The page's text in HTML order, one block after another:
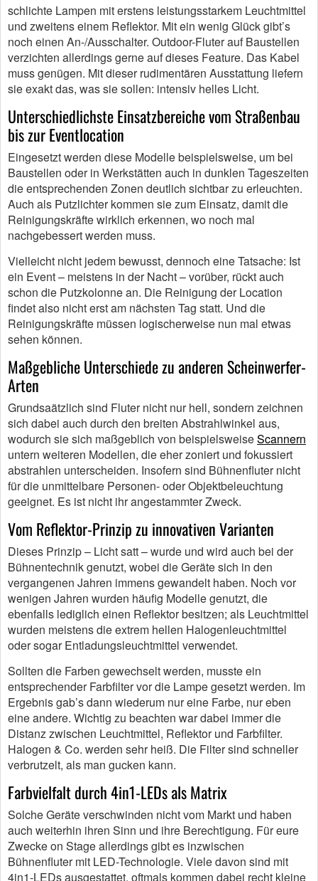
schlichte Lampen mit erstens leistungsstarkem Leuchtmittel
und zweitens einem Reflektor. Mit ein wenig Glück gibt’s
noch einen An-/Ausschalter. Outdoor-Fluter auf Baustellen
verzichten allerdings gerne auf dieses Feature. Das Kabel
muss genügen. Mit dieser rudimentären Ausstattung liefern
sie exakt das, was sie sollen: intensiv helles Licht.
Unterschiedlichste Einsatzbereiche vom Straßenbau
bis zur Eventlocation
Eingesetzt werden diese Modelle beispielsweise, um bei
Baustellen oder in Werkstätten auch in dunklen Tageszeiten
die entsprechenden Zonen deutlich sichtbar zu erleuchten.
Auch als Putzlichter kommen sie zum Einsatz, damit die
Reinigungskräfte wirklich erkennen, wo noch mal
nachgebessert werden muss.
Vielleicht nicht jedem bewusst, dennoch eine Tatsache: Ist
ein Event – meistens in der Nacht – vorüber, rückt auch
schon die Putzkolonne an. Die Reinigung der Location
findet also nicht erst am nächsten Tag statt. Und die
Reinigungskräfte müssen logischerweise nun mal etwas
sehen können.
Maßgebliche Unterschiede zu anderen Scheinwerfer-
Arten
Grundsaätzlich sind Fluter nicht nur hell, sondern zeichnen
sich dabei auch durch den breiten Abstrahlwinkel aus,
wodurch sie sich maßgeblich von beispielsweiseScannern
untern weiteren Modellen, die eher zoniert und fokussiert
abstrahlen unterscheiden. Insofern sind Bühnenfluter nicht
für die unmittelbare Personen- oder Objektbeleuchtung
geeignet. Es ist nicht ihr angestammter Zweck.
Vom Reflektor-Prinzip zu innovativen Varianten
Dieses Prinzip – Licht satt – wurde und wird auch bei der
Bühnentechnik genutzt, wobei die Geräte sich in den
vergangenen Jahren immens gewandelt haben. Noch vor
wenigen Jahren wurden häufig Modelle genutzt, die
ebenfalls lediglich einen Reflektor besitzen; als Leuchtmittel
wurden meistens die extrem hellen Halogenleuchtmittel
oder sogar Entladungsleuchtmittel verwendet.
Sollten die Farben gewechselt werden, musste ein
entsprechender Farbfilter vor die Lampe gesetzt werden. Im
Ergebnis gab’s dann wiederum nur eine Farbe, nur eben
eine andere. Wichtig zu beachten war dabei immer die
Distanz zwischen Leuchtmittel, Reflektor und Farbfilter.
Halogen & Co. werden sehr heiß. Die Filter sind schneller
verbrutzelt, als man gucken kann.
Farbvielfalt durch 4in1-LEDs als Matrix
Solche Geräte verschwinden nicht vom Markt und haben
auch weiterhin ihren Sinn und ihre Berechtigung. Für eure
Zwecke on Stage allerdings gibt es inzwischen
Bühnenfluter mit LED-Technologie. Viele davon sind mit
4in1-LEDs ausgestattet, oftmals kommen dabei recht kleine